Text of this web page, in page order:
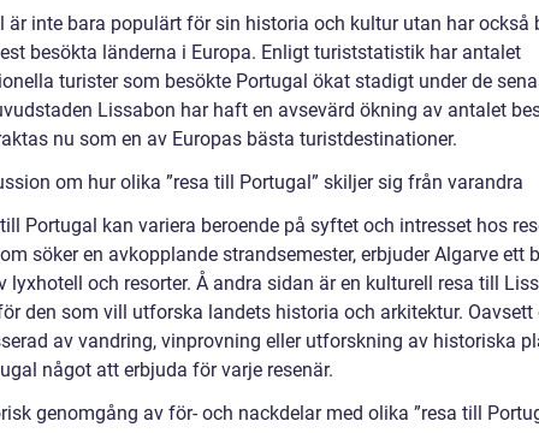
är inte bara populärt för sin historia och kultur utan har också
besökta länderna i Europa. Enligt turiststatistik har antalet
turister som besökte Portugal ökat stadigt under de
Lissabon har haft en avsevärd ökning av antalet
nu som en av Europas bästa turistdestinationer.
om hur olika ”resa till Portugal” skiljer sig från varandra
Portugal kan variera beroende på syftet och intresset hos
söker en avkopplande strandsemester, erbjuder Algarve ett
lyxhotell och resorter. Å andra sidan är en kulturell resa till
den som vill utforska landets historia och arkitektur. Oavsett
av vandring, vinprovning eller utforskning av historiska
något att erbjuda för varje resenär.
genomgång av för- och nackdelar med olika ”resa till